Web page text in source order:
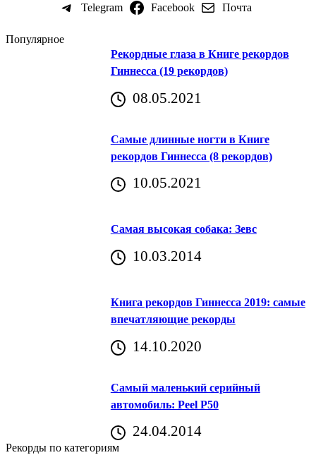
Telegram Facebook Почта
Популярное
Рекордные глаза в Книге рекордов
Гиннесса (19 рекордов)
08.05.2021
Самые длинные ногти в Книге
рекордов Гиннесса (8 рекордов)
10.05.2021
Самая высокая собака: Зевс
10.03.2014
Книга рекордов Гиннесса 2019: самые
впечатляющие рекорды
14.10.2020
Самый маленький серийный
автомобиль: Peel P50
24.04.2014
Рекорды по категориям